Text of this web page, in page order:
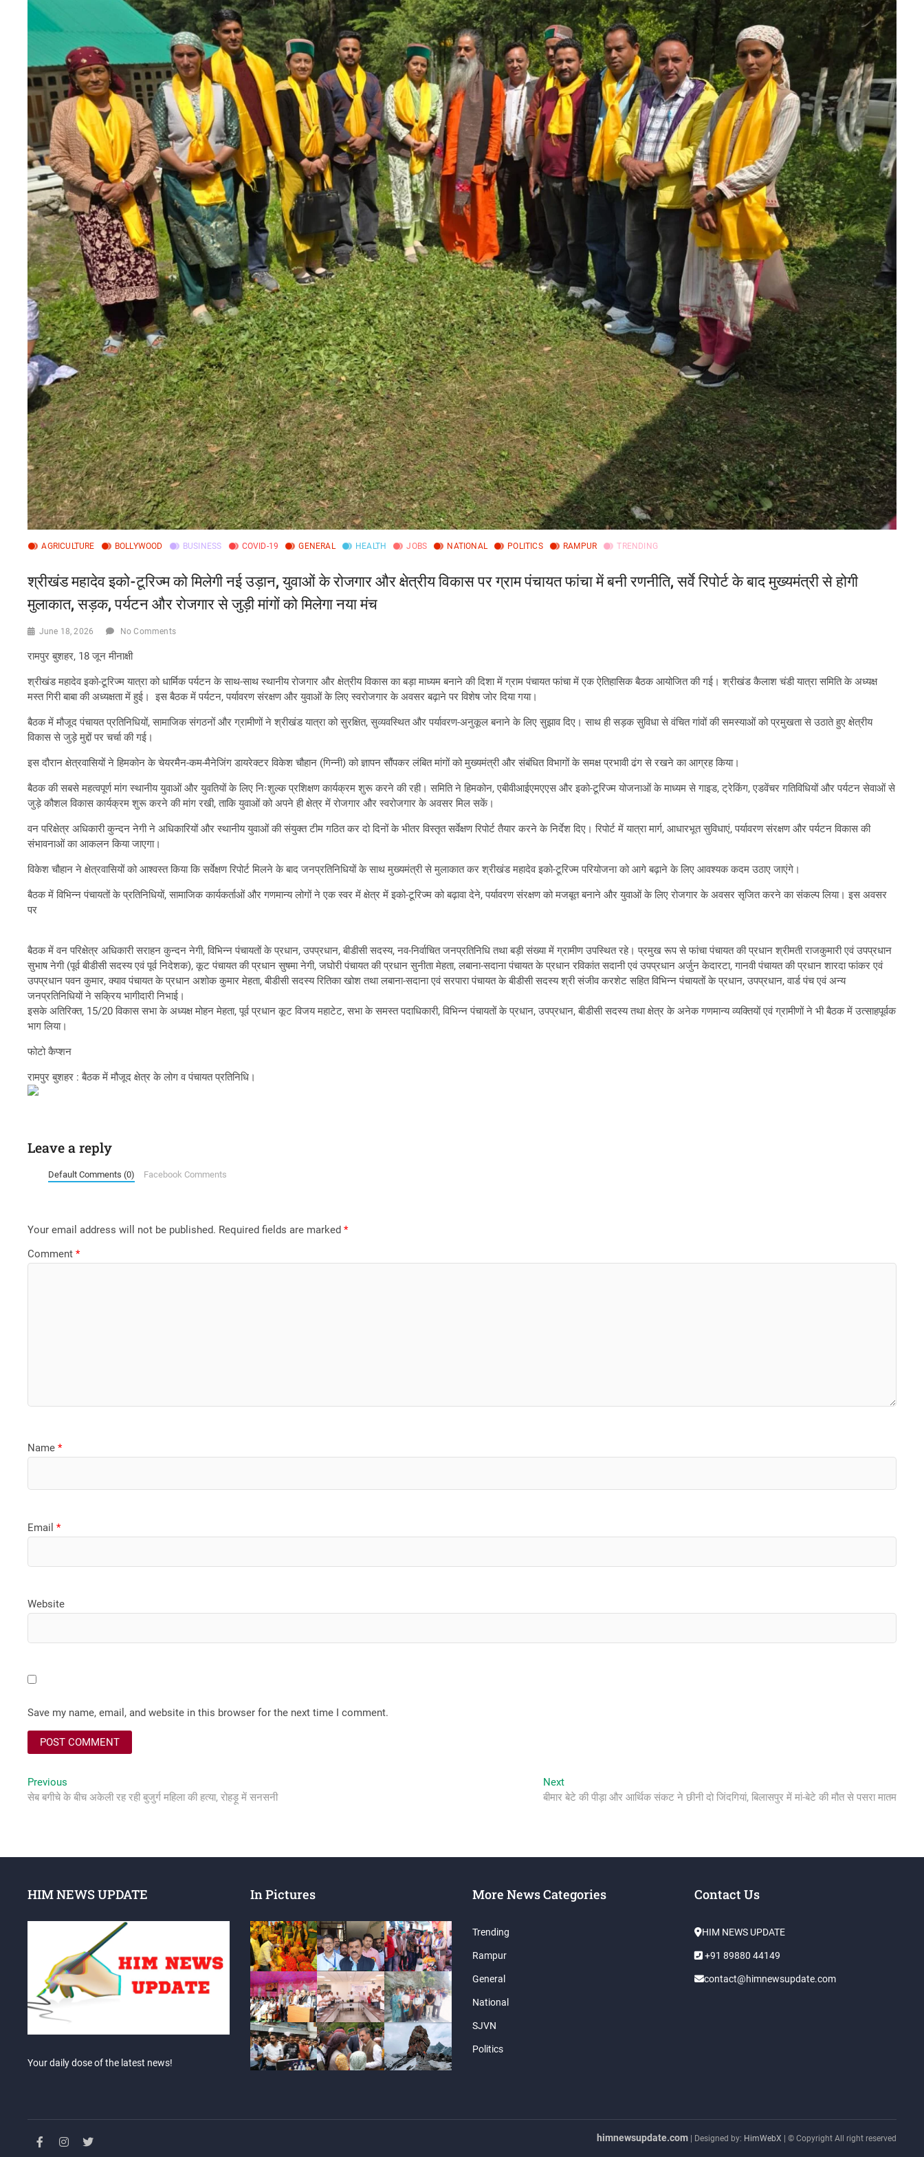
AGRICULTURE BOLLYWOOD BUSINESS COVID-19 GENERAL HEALTH JOBS NATIONAL POLITICS RAMPUR TRENDING
श्रीखंड महादेव इको-टूरिज्म को मिलेगी नई उड़ान, युवाओं के रोजगार और क्षेत्रीय विकास पर ग्राम पंचायत फांचा में बनी रणनीति, सर्वे रिपोर्ट के बाद मुख्यमंत्री से होगी
मुलाकात, सड़क, पर्यटन और रोजगार से जुड़ी मांगों को मिलेगा नया मंच
June 18, 2026 No Comments
रामपुर बुशहर, 18 जून मीनाक्षी
श्रीखंड महादेव इको-टूरिज्म यात्रा को धार्मिक पर्यटन के साथ-साथ स्थानीय रोजगार और क्षेत्रीय विकास का बड़ा माध्यम बनाने की दिशा में ग्राम पंचायत फांचा में एक ऐतिहासिक बैठक आयोजित की गई। श्रीखंड कैलाश चंडी यात्रा समिति के अध्यक्ष
मस्त गिरी बाबा की अध्यक्षता में हुई। इस बैठक में पर्यटन, पर्यावरण संरक्षण और युवाओं के लिए स्वरोजगार के अवसर बढ़ाने पर विशेष जोर दिया गया।
बैठक में मौजूद पंचायत प्रतिनिधियों, सामाजिक संगठनों और ग्रामीणों ने श्रीखंड यात्रा को सुरक्षित, सुव्यवस्थित और पर्यावरण-अनुकूल बनाने के लिए सुझाव दिए। साथ ही सड़क सुविधा से वंचित गांवों की समस्याओं को प्रमुखता से उठाते हुए क्षेत्रीय
विकास से जुड़े मुद्दों पर चर्चा की गई।
इस दौरान क्षेत्रवासियों ने हिमकोन के चेयरमैन-कम-मैनेजिंग डायरेक्टर विकेश चौहान (गिन्नी) को ज्ञापन सौंपकर लंबित मांगों को मुख्यमंत्री और संबंधित विभागों के समक्ष प्रभावी ढंग से रखने का आग्रह किया।
बैठक की सबसे महत्वपूर्ण मांग स्थानीय युवाओं और युवतियों के लिए निःशुल्क प्रशिक्षण कार्यक्रम शुरू करने की रही। समिति ने हिमकोन, एबीवीआईएमएएस और इको-टूरिज्म योजनाओं के माध्यम से गाइड, ट्रेकिंग, एडवेंचर गतिविधियों और पर्यटन सेवाओं से
जुड़े कौशल विकास कार्यक्रम शुरू करने की मांग रखी, ताकि युवाओं को अपने ही क्षेत्र में रोजगार और स्वरोजगार के अवसर मिल सकें।
वन परिक्षेत्र अधिकारी कुन्दन नेगी ने अधिकारियों और स्थानीय युवाओं की संयुक्त टीम गठित कर दो दिनों के भीतर विस्तृत सर्वेक्षण रिपोर्ट तैयार करने के निर्देश दिए। रिपोर्ट में यात्रा मार्ग, आधारभूत सुविधाएं, पर्यावरण संरक्षण और पर्यटन विकास की
संभावनाओं का आकलन किया जाएगा।
विकेश चौहान ने क्षेत्रवासियों को आश्वस्त किया कि सर्वेक्षण रिपोर्ट मिलने के बाद जनप्रतिनिधियों के साथ मुख्यमंत्री से मुलाकात कर श्रीखंड महादेव इको-टूरिज्म परियोजना को आगे बढ़ाने के लिए आवश्यक कदम उठाए जाएंगे।
बैठक में विभिन्न पंचायतों के प्रतिनिधियों, सामाजिक कार्यकर्ताओं और गणमान्य लोगों ने एक स्वर में क्षेत्र में इको-टूरिज्म को बढ़ावा देने, पर्यावरण संरक्षण को मजबूत बनाने और युवाओं के लिए रोजगार के अवसर सृजित करने का संकल्प लिया। इस अवसर
पर
बैठक में वन परिक्षेत्र अधिकारी सराहन कुन्दन नेगी, विभिन्न पंचायतों के प्रधान, उपप्रधान, बीडीसी सदस्य, नव-निर्वाचित जनप्रतिनिधि तथा बड़ी संख्या में ग्रामीण उपस्थित रहे। प्रमुख रूप से फांचा पंचायत की प्रधान श्रीमती राजकुमारी एवं उपप्रधान
सुभाष नेगी (पूर्व बीडीसी सदस्य एवं पूर्व निदेशक), कूट पंचायत की प्रधान सुषमा नेगी, जघोरी पंचायत की प्रधान सुनीता मेहता, लबाना-सदाना पंचायत के प्रधान रविकांत सदानी एवं उपप्रधान अर्जुन केदारटा, गानवी पंचायत की प्रधान शारदा फांकर एवं
उपप्रधान पवन कुमार, क्याव पंचायत के प्रधान अशोक कुमार मेहता, बीडीसी सदस्य रितिका खोश तथा लबाना-सदाना एवं सरपारा पंचायत के बीडीसी सदस्य श्री संजीव करशेट सहित विभिन्न पंचायतों के प्रधान, उपप्रधान, वार्ड पंच एवं अन्य
जनप्रतिनिधियों ने सक्रिय भागीदारी निभाई।
इसके अतिरिक्त, 15/20 विकास सभा के अध्यक्ष मोहन मेहता, पूर्व प्रधान कूट विजय महाटेट, सभा के समस्त पदाधिकारी, विभिन्न पंचायतों के प्रधान, उपप्रधान, बीडीसी सदस्य तथा क्षेत्र के अनेक गणमान्य व्यक्तियों एवं ग्रामीणों ने भी बैठक में उत्साहपूर्वक
भाग लिया।
फोटो कैप्शन
रामपुर बुशहर : बैठक में मौजूद क्षेत्र के लोग व पंचायत प्रतिनिधि।
Leave a reply
Default Comments (0) Facebook Comments
Your email address will not be published. Required fields are marked*
Comment*
Name*
Email*
Website
Save my name, email, and website in this browser for the next time I comment.
Post
navigation
Previous
post:
सेब बगीचे के बीच अकेली रह रही बुजुर्ग महिला की हत्या, रोहड़ू में सनसनी
NextNext
post:
बीमार बेटे की पीड़ा और आर्थिक संकट ने छीनी दो जिंदगियां, बिलासपुर में मां-बेटे की मौत से पसरा मातम
HIM NEWS UPDATE
Your daily dose of the latest news!
In Pictures More News Categories
Trending
Rampur
General
National
SJVN
Politics
Contact Us
HIM NEWS UPDATE
+91 89880 44149
contact@himnewsupdate.com
facebook
instagram
twitter himnewsupdate.com| Designed by: HimWebX | © Copyright All right reserved